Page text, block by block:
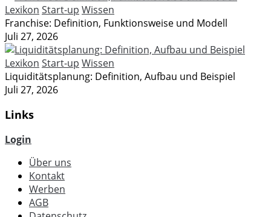
Lexikon Start-up Wissen
Franchise: Definition, Funktionsweise und Modell
Juli 27, 2026
Lexikon Start-up Wissen
Liquiditätsplanung: Definition, Aufbau und Beispiel
Juli 27, 2026
Links
Login
Über uns
Kontakt
Werben
AGB